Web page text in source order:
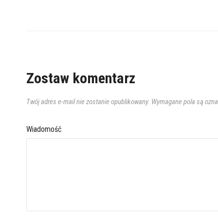
Zostaw komentarz
Twój adres e-mail nie zostanie opublikowany. Wymagane pola są
Wiadomość